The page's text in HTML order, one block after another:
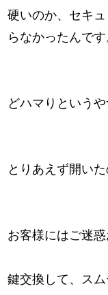
硬いのか、セキ
らなかったんです
どハマりという
とりあえず開い
お客様にはご迷
鍵交換して、ス